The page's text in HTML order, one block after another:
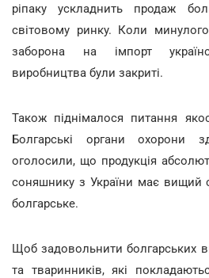
ріпаку ускладнить продаж
світовому ринку. Коли
заборона на імпорт
виробництва були закриті.
Також піднімалося питання
Болгарські органи охорони
оголосили, що продукція
соняшнику з України має вищий
болгарське.
Щоб задовольнити болгарських
та тваринників, які